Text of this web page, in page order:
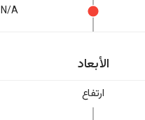
N/A
الأبعاد
ارتفاع